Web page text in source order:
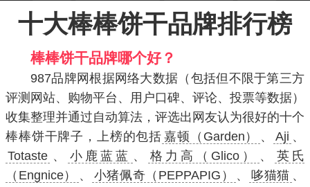
十大棒棒饼干品牌排行榜
棒棒饼干品牌哪个好？
987品牌网根据网络大数据（包括但不限于第三方
评测网站、购物平台、用户口碑、评论、投票等数据）
收集整理并通过自动算法，评选出网友认为很好的十个
棒棒饼干牌子，上榜的包括 嘉顿（Garden） 、 Aji 、
Totaste 、 小鹿蓝蓝 、 格力高（Glico） 、
英氏
（Engnice）
、 小猪佩奇（PEPPAPIG） 、 哆猫猫 、